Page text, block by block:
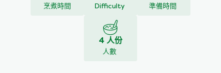
烹煮時間 Difficulty 準備時間
4 人份
人數